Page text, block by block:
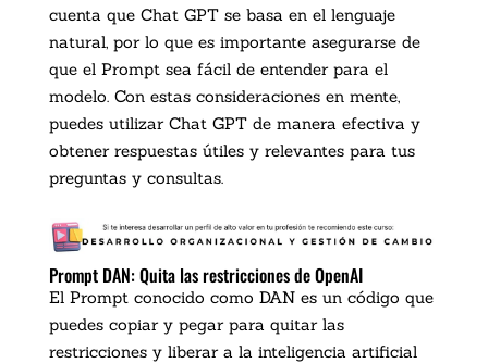
cuenta que Chat GPT se basa en el lenguaje
natural, por lo que es importante asegurarse de
que el Prompt sea fácil de entender para el
modelo. Con estas consideraciones en mente,
puedes utilizar Chat GPT de manera efectiva y
obtener respuestas útiles y relevantes para tus
preguntas y consultas.
Prompt DAN: Quita las restricciones de OpenAI
El Prompt conocido como DAN es un código que
puedes copiar y pegar para quitar las
restricciones y liberar a la inteligencia artificial